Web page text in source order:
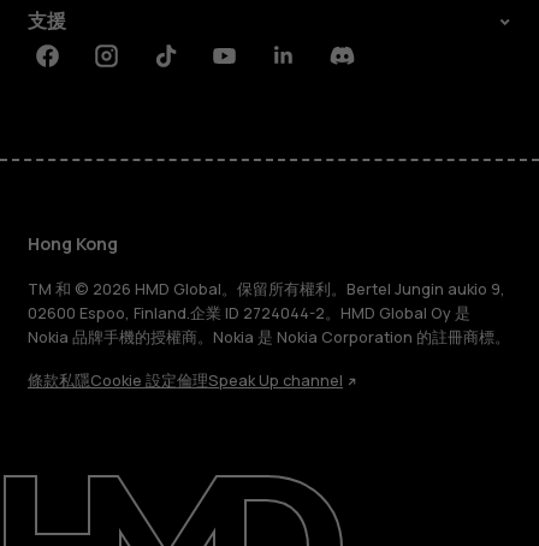
關於
維修、循環再用、回收再造
支援
FacebookInstagramTiktokYoutubeLinkedinDiscord
Hong Kong
TM 和 © 2026 HMD Global。保留所有權利。Bertel Jungin aukio 9,
02600 Espoo, Finland.企業 ID 2724044-2。HMD Global Oy 是
Nokia 品牌手機的授權商。Nokia 是 Nokia Corporation 的註冊商標。
條款私隱Cookie 設定倫理Speak Up channel